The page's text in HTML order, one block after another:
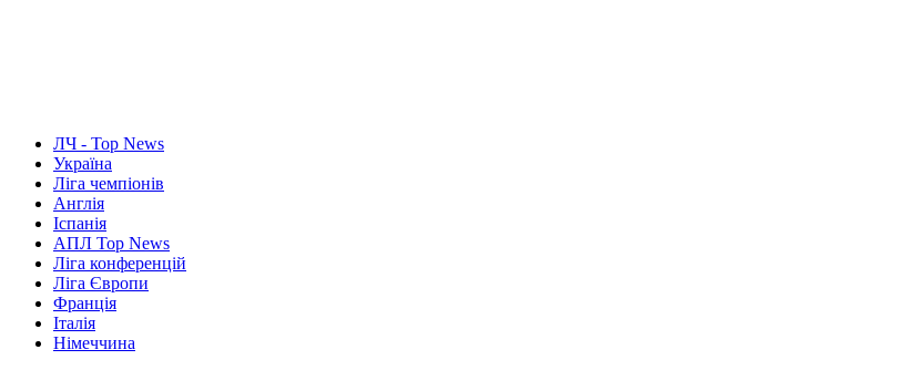
ЛЧ - Top News
Україна
Ліга чемпіонів
Англія
Іспанія
АПЛ Top News
Ліга конференцій
Ліга Європи
Франція
Італія
Німеччина